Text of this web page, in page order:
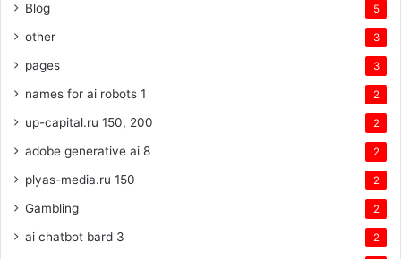
Blog 5
other 3
pages 3
names for ai robots 1 2
up-capital.ru 150, 200 2
adobe generative ai 8 2
plyas-media.ru 150 2
Gambling 2
ai chatbot bard 3 2